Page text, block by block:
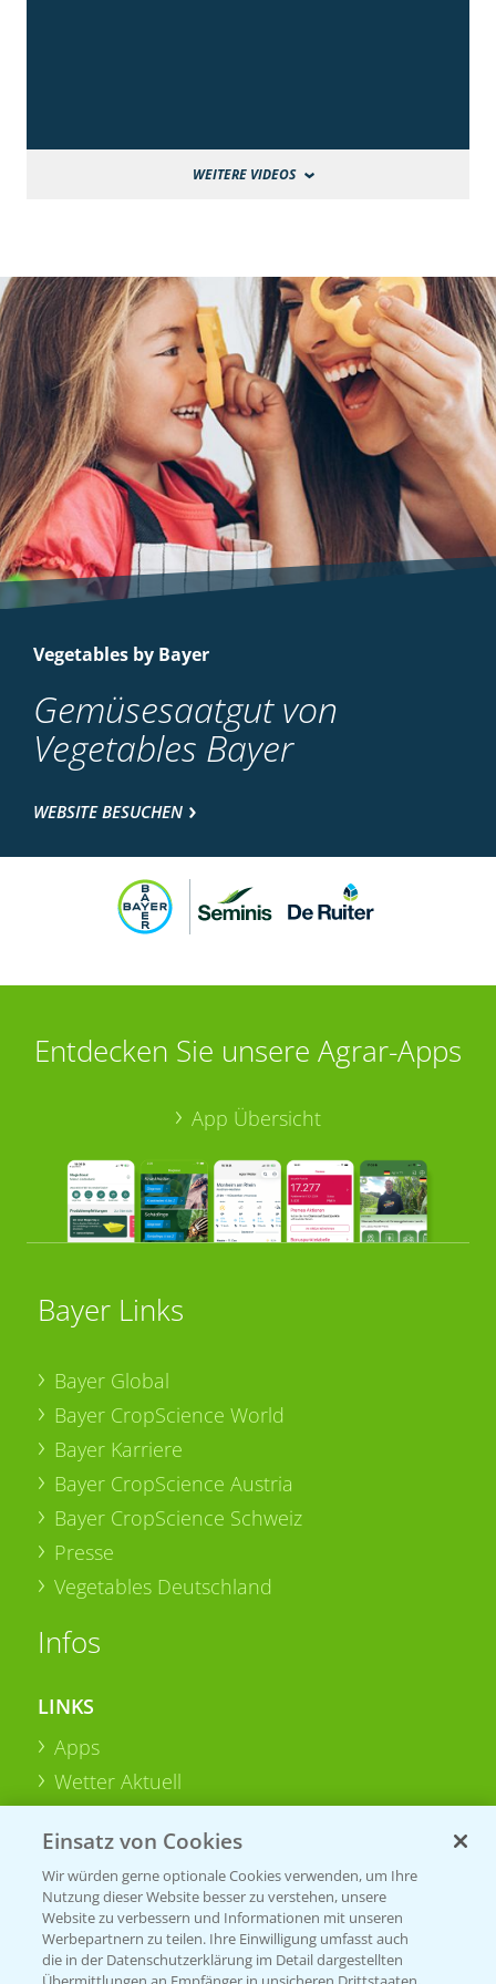
WEITERE VIDEOS
Vegetables by Bayer
Gemüsesaatgut von
Vegetables Bayer
WEBSITE BESUCHEN
Entdecken Sie unsere Agrar-Apps
App Übersicht
Bayer Links
Bayer Global
Bayer CropScience World
Bayer Karriere
Bayer CropScience Austria
Bayer CropScience Schweiz
Presse
Vegetables Deutschland
Infos
LINKS
Apps
Wetter Aktuell
BROSCHÜREN
Ackerbau
Saatgut
Sonderkulturen
Einsatz von Cookies
Wir würden gerne optionale Cookies verwenden, um Ihre
Nutzung dieser Website besser zu verstehen, unsere
Website zu verbessern und Informationen mit unseren
Werbepartnern zu teilen. Ihre Einwilligung umfasst auch
die in der Datenschutzerklärung im Detail dargestellten